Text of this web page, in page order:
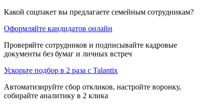
Какой соцпакет вы предлагаете семейным сотрудникам?
Оформляйте кандидатов онлайн
Проверяйте сотрудников и подписывайте кадровые
документы без бумаг и личных встреч
Ускорьте подбор в 2 раза с Talantix
Автоматизируйте сбор откликов, настройте воронку,
собирайте аналитику в 2 клика